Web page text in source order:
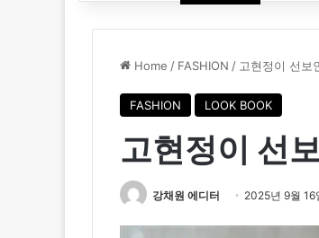
Home / FASHION / 고현정이 선보
FASHION LOOK BOOK
고현정이 선
강채원 에디터 2025년 9월 16